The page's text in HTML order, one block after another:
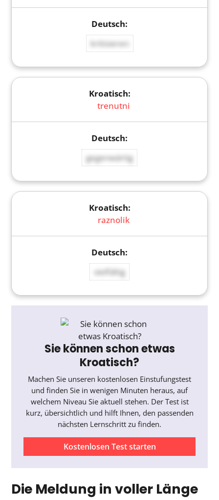
kritisieren
trenutni
gegenwärtig
raznolik
vielfältig
Sie können schon etwas
Kroatisch?
Machen Sie unseren kostenlosen Einstufungstest
und finden Sie in wenigen Minuten heraus, auf
welchem Niveau Sie aktuell stehen. Der Test ist
kurz, übersichtlich und hilft Ihnen, den passenden
nächsten Lernschritt zu finden.
Kostenlosen Test starten
Die Meldung in voller Länge